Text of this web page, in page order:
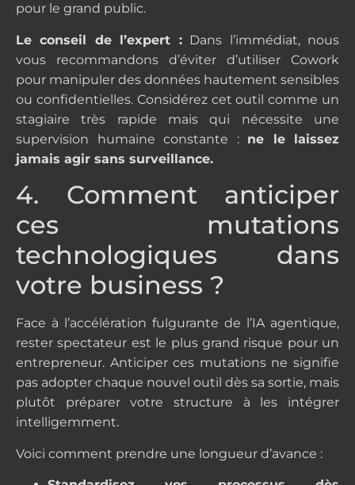
pour le grand public.
Le conseil de l’expert :Dans l’immédiat, nous
vous recommandons d’éviter d’utiliser Cowork
pour manipuler des données hautement sensibles
ou confidentielles. Considérez cet outil comme un
stagiaire très rapide mais qui nécessite une
supervision humaine constante : ne le laissez
jamais agir sans surveillance.
4. Comment anticiper
ces mutations
technologiques dans
votre business ?
Face à l’accélération fulgurante de l’IA agentique,
rester spectateur est le plus grand risque pour un
entrepreneur. Anticiper ces mutations ne signifie
pas adopter chaque nouvel outil dès sa sortie, mais
plutôt préparer votre structure à les intégrer
intelligemment.
Voici comment prendre une longueur d’avance :